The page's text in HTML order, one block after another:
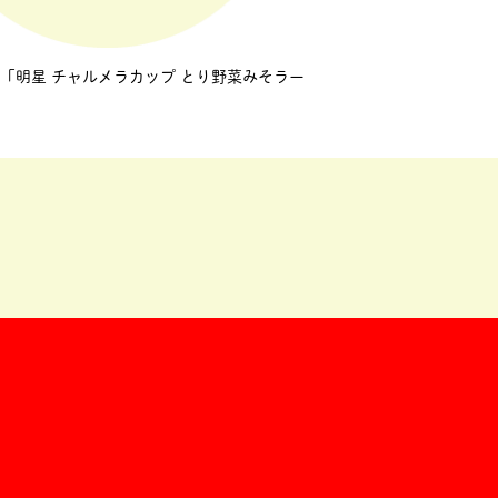
明星 チャルメラカップ とり野菜みそラー